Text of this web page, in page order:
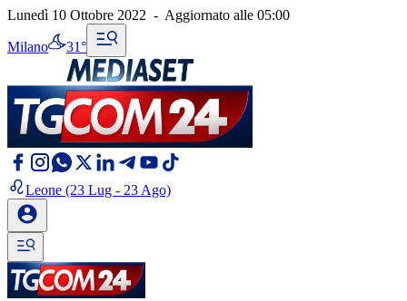
Lunedì 10 Ottobre 2022 - Aggiornato alle 05:00
Milano 31°
Leone (23 Lug - 23 Ago)